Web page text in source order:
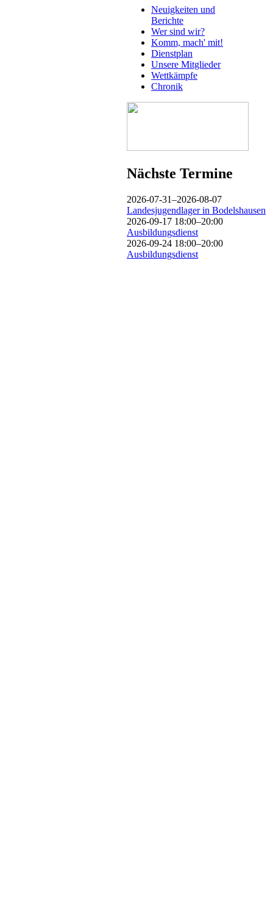
Neuigkeiten und
Berichte
Wer sind wir?
Komm, mach' mit!
Dienstplan
Unsere Mitglieder
Wettkämpfe
Chronik
Nächste Termine
2026-07-31–2026-08-07
Landesjugendlager in Bodelshausen
2026-09-17 18:00–20:00
Ausbildungsdienst
2026-09-24 18:00–20:00
Ausbildungsdienst